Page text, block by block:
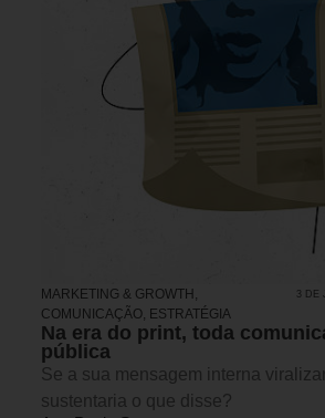
MARKETING & GROWTH ,
COMUNICAÇÃO, ESTRATÉGIA
3 DE
Na era do print, toda
pública
Se a sua mensagem interna
sustentaria o que disse?